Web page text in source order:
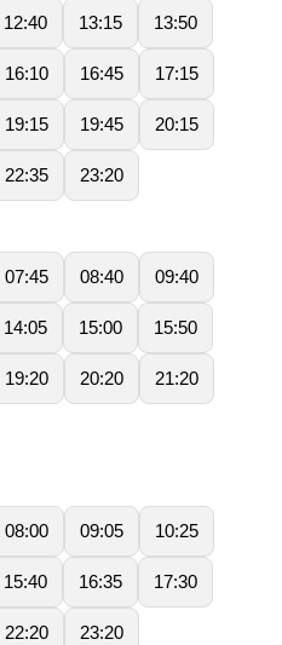
12:40 13:15 13:50
16:10 16:45 17:15
19:15 19:45 20:15
22:35 23:20
07:45 08:40 09:40
14:05 15:00 15:50
19:20 20:20 21:20
08:00 09:05 10:25
15:40 16:35 17:30
22:20 23:20